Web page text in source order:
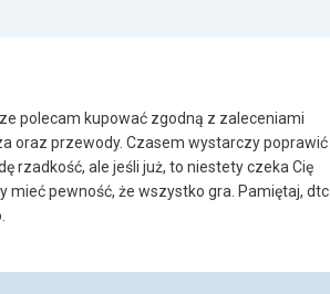
polecam kupować zgodną z zaleceniami
oraz przewody. Czasem wystarczy poprawić
rzadkość, ale jeśli już, to niestety czeka Cię
mieć pewność, że wszystko gra. Pamiętaj, dtc